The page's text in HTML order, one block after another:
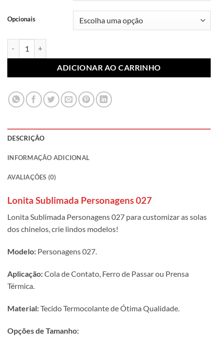
Opcionais
ADICIONAR AO CARRINHO
DESCRIÇÃO
INFORMAÇÃO ADICIONAL
AVALIAÇÕES (0)
Lonita Sublimada Personagens 027
Lonita Sublimada Personagens 027 para customizar as solas
dos chinelos, crie lindos modelos!
Modelo: Personagens 027.
Aplicação:Cola de Contato, Ferro de Passar ou Prensa
Térmica.
Material:Tecido Termocolante de Ótima Qualidade.
Opções de Tamanho: